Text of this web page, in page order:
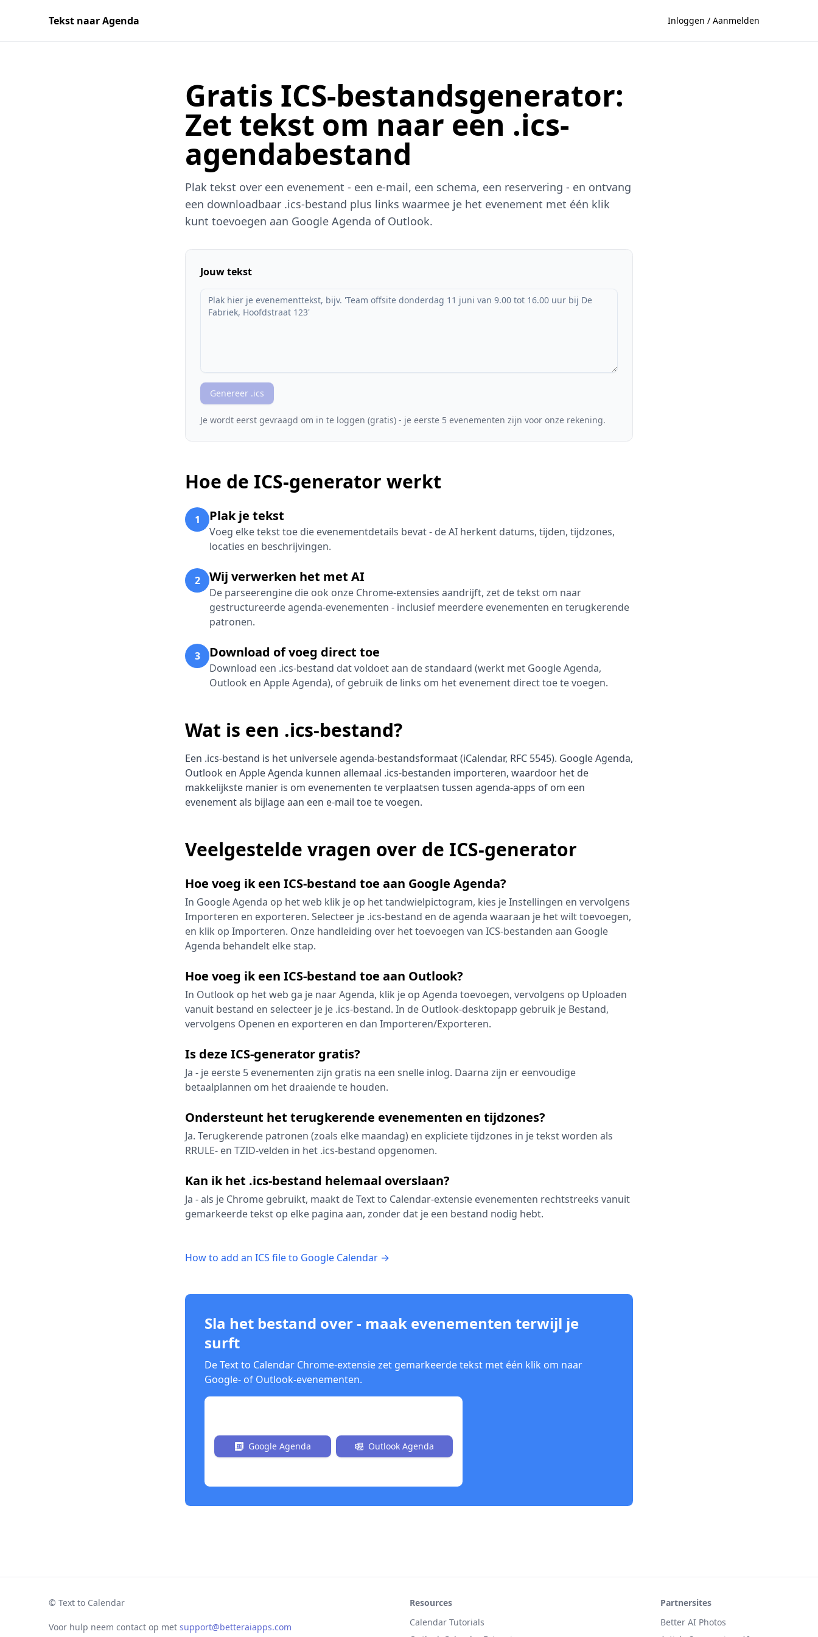
Tekst naar Agenda Inloggen / Aanmelden
Gratis ICS-bestandsgenerator:
Zet tekst om naar een .ics-
agendabestand
Plak tekst over een evenement - een e-mail, een schema, een reservering - en ontvang
een downloadbaar .ics-bestand plus links waarmee je het evenement met één klik
kunt toevoegen aan Google Agenda of Outlook.
Jouw tekst
Genereer .ics
Je wordt eerst gevraagd om in te loggen (gratis) - je eerste 5 evenementen zijn voor onze rekening.
Hoe de ICS-generator werkt
1 Plak je tekst
Voeg elke tekst toe die evenementdetails bevat - de AI herkent datums, tijden, tijdzones,
locaties en beschrijvingen.
2 Wij verwerken het met AI
De parseerengine die ook onze Chrome-extensies aandrijft, zet de tekst om naar
gestructureerde agenda-evenementen - inclusief meerdere evenementen en terugkerende
patronen.
3 Download of voeg direct toe
Download een .ics-bestand dat voldoet aan de standaard (werkt met Google Agenda,
Outlook en Apple Agenda), of gebruik de links om het evenement direct toe te voegen.
Wat is een .ics-bestand?
Een .ics-bestand is het universele agenda-bestandsformaat (iCalendar, RFC 5545). Google Agenda,
Outlook en Apple Agenda kunnen allemaal .ics-bestanden importeren, waardoor het de
makkelijkste manier is om evenementen te verplaatsen tussen agenda-apps of om een
evenement als bijlage aan een e-mail toe te voegen.
Veelgestelde vragen over de ICS-generator
Hoe voeg ik een ICS-bestand toe aan Google Agenda?
In Google Agenda op het web klik je op het tandwielpictogram, kies je Instellingen en vervolgens
Importeren en exporteren. Selecteer je .ics-bestand en de agenda waaraan je het wilt toevoegen,
en klik op Importeren. Onze handleiding over het toevoegen van ICS-bestanden aan Google
Agenda behandelt elke stap.
Hoe voeg ik een ICS-bestand toe aan Outlook?
In Outlook op het web ga je naar Agenda, klik je op Agenda toevoegen, vervolgens op Uploaden
vanuit bestand en selecteer je je .ics-bestand. In de Outlook-desktopapp gebruik je Bestand,
vervolgens Openen en exporteren en dan Importeren/Exporteren.
Is deze ICS-generator gratis?
Ja - je eerste 5 evenementen zijn gratis na een snelle inlog. Daarna zijn er eenvoudige
betaalplannen om het draaiende te houden.
Ondersteunt het terugkerende evenementen en tijdzones?
Ja. Terugkerende patronen (zoals elke maandag) en expliciete tijdzones in je tekst worden als
RRULE- en TZID-velden in het .ics-bestand opgenomen.
Kan ik het .ics-bestand helemaal overslaan?
Ja - als je Chrome gebruikt, maakt de Text to Calendar-extensie evenementen rechtstreeks vanuit
gemarkeerde tekst op elke pagina aan, zonder dat je een bestand nodig hebt.
How to add an ICS file to Google Calendar →
Sla het bestand over - maak evenementen terwijl je
surft
De Text to Calendar Chrome-extensie zet gemarkeerde tekst met één klik om naar
Google- of Outlook-evenementen.
Google Agenda Outlook Agenda
© Text to Calendar
Voor hulp neem contact op met support@betteraiapps.com
Resources
Calendar Tutorials
Partnersites
Better AI Photos